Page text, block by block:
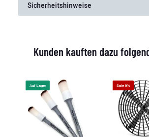
Sicherheitshinweise
Kunden kauften dazu
Auf Lager Sale 9%